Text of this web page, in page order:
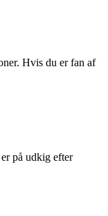
Hvis du er fan af
på udkig efter